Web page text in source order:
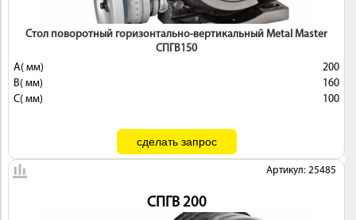
Стол поворотный горизонтально-вертикальный Metal Master
СПГВ150
A( мм)
200
B( мм)
160
C( мм)
100
Артикул: 25485
СПГВ 200